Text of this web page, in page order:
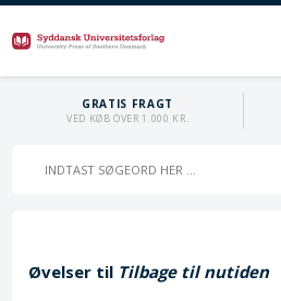
GRATIS FRAGT
VED KØB OVER 1.000 KR.
Øvelser til Tilbage til nutiden